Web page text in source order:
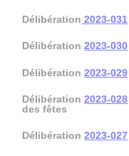
Délibération 2023-031
Délibération2023-030
Délibération2023-029
Délibération2023-028
des fêtes
Délibération2023-027